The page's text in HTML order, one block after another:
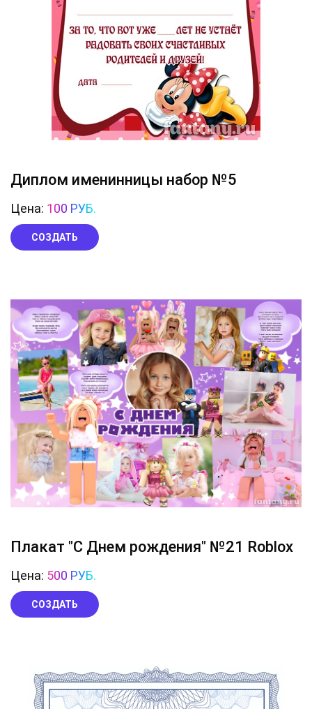
Диплом именинницы набор №5
Цена: 100 РУБ.
СОЗДАТЬ
Плакат "С Днем рождения" №21 Roblox
Цена: 500 РУБ.
СОЗДАТЬ